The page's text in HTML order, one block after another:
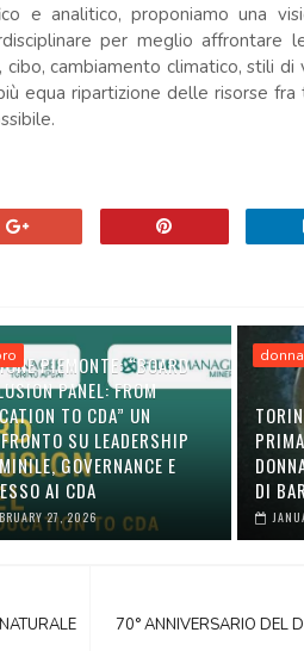
e analitico, proponiamo una
per meglio affrontare
cambiamento climatico, stili di
equa ripartizione delle risorse
PIEMONTE: “BOARD
PANEL: FROM
TO CDA” UN
SU LEADERSHIP
GOVERNANCE E
AI CDA
27, 2026
donna
DI
70° ANNIVERSARIO DEL